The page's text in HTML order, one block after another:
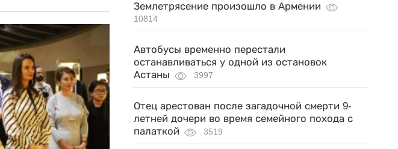
Землетрясение произошло в Армении
10814
Автобусы временно перестали
останавливаться у одной из остановок
Астаны
3997
Отец арестован после загадочной смерти 9-
летней дочери во время семейного похода с
палаткой
3519